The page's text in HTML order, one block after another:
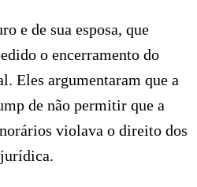
e de sua esposa, que
o encerramento do
Eles argumentaram que a
de não permitir que a
violava o direito dos